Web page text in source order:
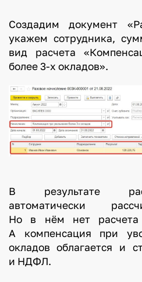
Создадим документ
укажем сотрудника,
вид расчета
более 3-х окладов».
В результате
автоматически
Но в нём нет расчета
А компенсация при
окладов облагается и
и НДФЛ.